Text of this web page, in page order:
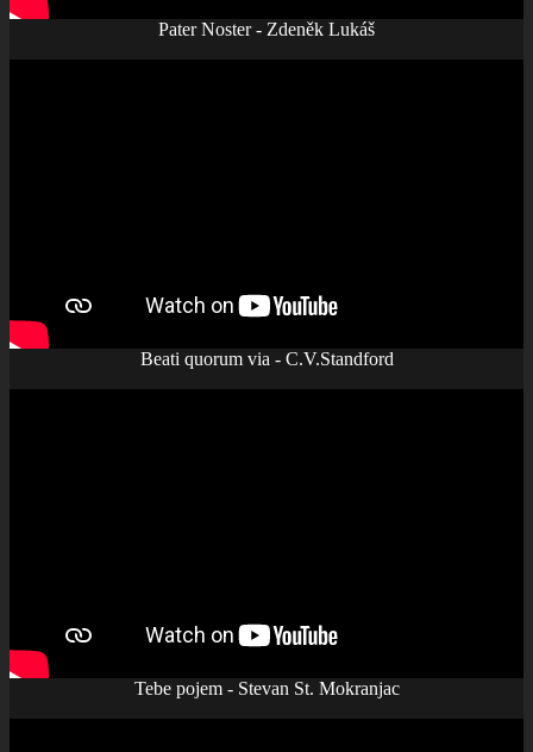
Pater Noster - Zdeněk Lukáš
Beati quorum via - C.V.Standford
Tebe pojem - Stevan St. Mokranjac